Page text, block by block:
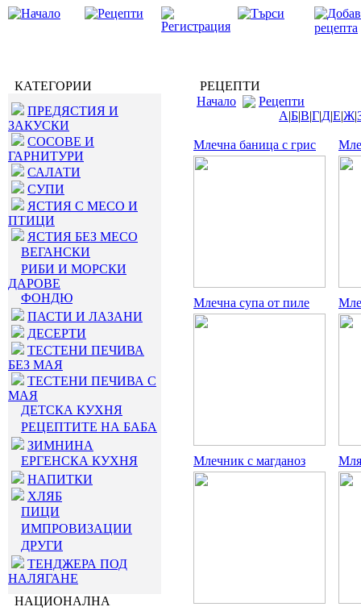
КАТЕГОРИИ
ПРЕДЯСТИЯ И
ЗАКУСКИ
СОСОВЕ И
ГАРНИТУРИ
САЛАТИ
СУПИ
ЯСТИЯ С МЕСО И
ПТИЦИ
ЯСТИЯ БЕЗ МЕСО
ВЕГАНСКИ
РИБИ И МОРСКИ
ДАРОВЕ
ФОНДЮ
ПАСТИ И ЛАЗАНИ
ДЕСЕРТИ
ТЕСТЕНИ ПЕЧИВА
БЕЗ МАЯ
ТЕСТЕНИ ПЕЧИВА С
МАЯ
ДЕТСКА КУХНЯ
РЕЦЕПТИТЕ НА БАБА
ЗИМНИНА
ЕРГЕНСКА КУХНЯ
НАПИТКИ
ХЛЯБ
ПИЦИ
ИМПРОВИЗАЦИИ
ДРУГИ
ТЕНДЖЕРА ПОД
НАЛЯГАНЕ
НАЦИОНАЛНА
РЕЦЕПТИ
Начало
Рецепти
А|Б|В|Г|Д|Е|Ж|
Млечна баница с грис
Млечна супа от пиле
Млечник с магданоз